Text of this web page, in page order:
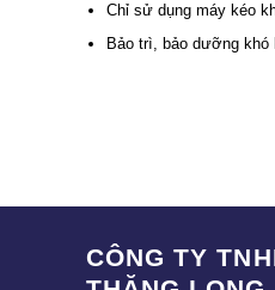
Chỉ sử dụng máy kéo
Bảo trì, bảo dưỡng khó
CÔNG TY